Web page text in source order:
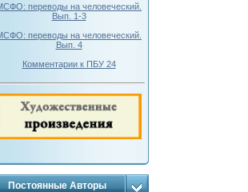
переводы на человеческий.
Вып. 1-3
переводы на человеческий.
Вып. 4
Комментарии к ПБУ 24
Постоянные Авторы